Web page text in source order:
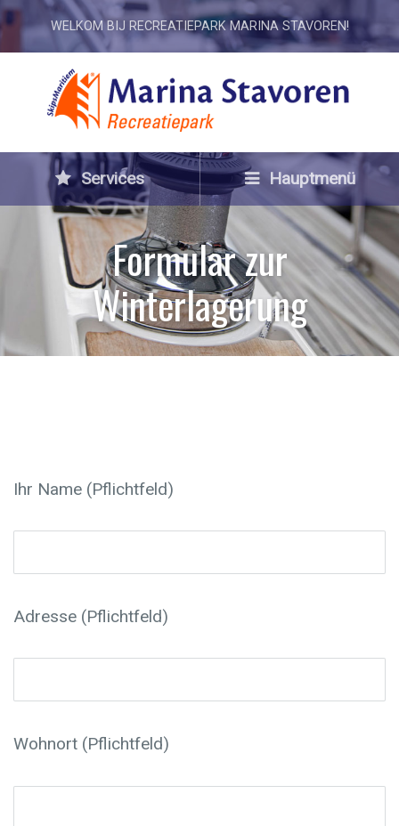
WELKOM BIJ RECREATIEPARK MARINA STAVOREN!
Services Hauptmenü
Formular zur
Winterlagerung
Ihr Name (Pflichtfeld)
Adresse (Pflichtfeld)
Wohnort (Pflichtfeld)